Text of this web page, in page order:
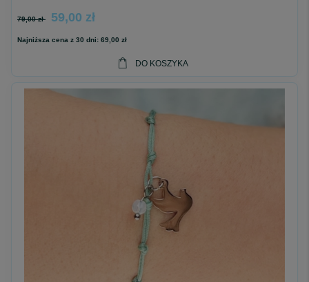
79,00 zł 59,00 zł
Najniższa cena z 30 dni: 69,00 zł
DO KOSZYKA